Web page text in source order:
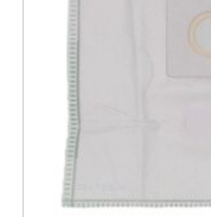
GOLDSTAR
LG-
GOLDSTAR
LG-
GOLDSTAR
LG-